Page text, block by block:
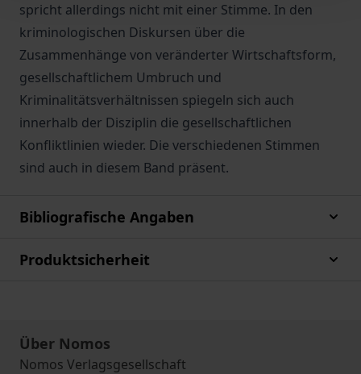
spricht allerdings nicht mit einer Stimme. In den
kriminologischen Diskursen über die
Zusammenhänge von veränderter Wirtschaftsform,
gesellschaftlichem Umbruch und
Kriminalitätsverhältnissen spiegeln sich auch
innerhalb der Disziplin die gesellschaftlichen
Konfliktlinien wieder. Die verschiedenen Stimmen
sind auch in diesem Band präsent.
Bibliografische Angaben
Produktsicherheit
Über Nomos
Nomos Verlagsgesellschaft